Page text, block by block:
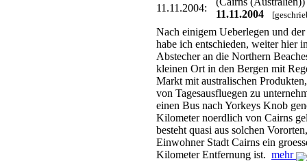
11.11.2004:
11.11.2004
Nach einigem Ueberlegen und
habe ich entschieden, weiter hier
Abstecher an die Northern
kleinen Ort in den Bergen mit
Markt mit australischen
von Tagesausfluegen zu
einen Bus nach Yorkeys Knob
Kilometer noerdlich von Cairns
besteht quasi aus solchen
Einwohner Stadt Cairns ein
Kilometer Entfernung ist. mehr